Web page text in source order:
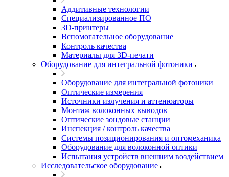
Аддитивные технологии
Специализированное ПО
3D-принтеры
Вспомогательное оборудование
Контроль качества
Материалы для 3D-печати
Оборудование для интегральной фотоники
Оборудование для интегральной фотоники
Оптические измерения
Источники излучения и аттенюаторы
Монтаж волоконных выводов
Оптические зондовые станции
Инспекция / контроль качества
Системы позиционирования и оптомеханика
Оборудование для волоконной оптики
Испытания устройств внешним воздействием
Исследовательское оборудование